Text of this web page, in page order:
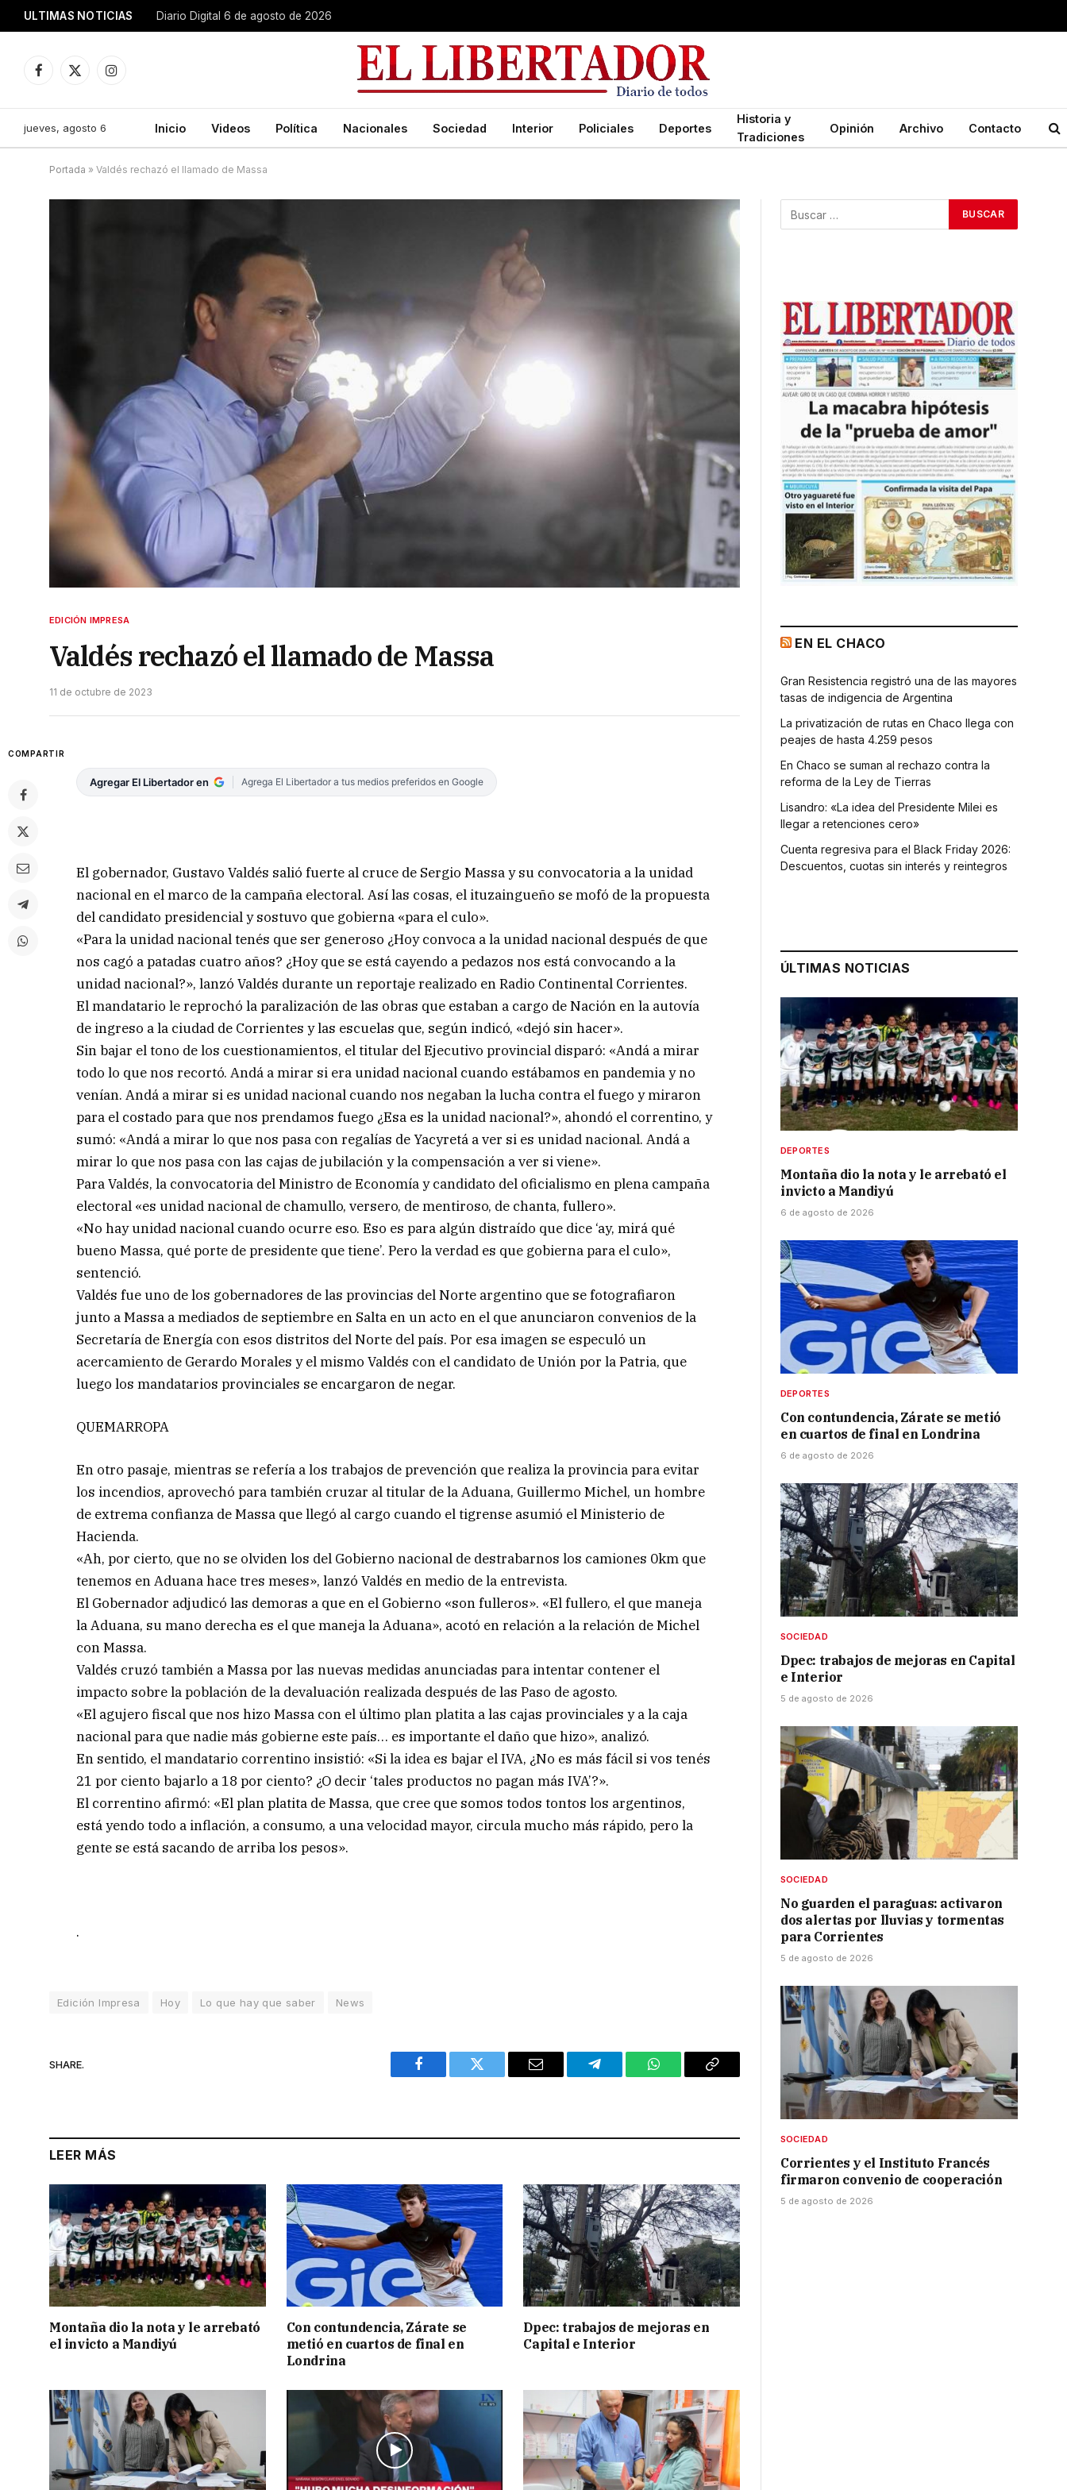
ULTIMAS NOTICIAS Diario Digital 6 de agosto de 2026
Facebook
X
Instagram
jueves, agosto 6 Inicio Videos Política Nacionales Sociedad Interior Policiales Deportes
Historia y
Tradiciones
Opinión Archivo Contacto
Portada » Valdés rechazó el llamado de Massa
EDICIÓN IMPRESA
Valdés rechazó el llamado de Massa
11 de octubre de 2023
COMPARTIR
Agregar El Libertador en Agrega El Libertador a tus medios preferidos en Google
El gobernador, Gustavo Valdés salió fuerte al cruce de Sergio Massa y su convocatoria a la unidad
nacional en el marco de la campaña electoral. Así las cosas, el ituzaingueño se mofó de la propuesta
del candidato presidencial y sostuvo que gobierna «para el culo».
«Para la unidad nacional tenés que ser generoso ¿Hoy convoca a la unidad nacional después de que
nos cagó a patadas cuatro años? ¿Hoy que se está cayendo a pedazos nos está convocando a la
unidad nacional?», lanzó Valdés durante un reportaje realizado en Radio Continental Corrientes.
El mandatario le reprochó la paralización de las obras que estaban a cargo de Nación en la autovía
de ingreso a la ciudad de Corrientes y las escuelas que, según indicó, «dejó sin hacer».
Sin bajar el tono de los cuestionamientos, el titular del Ejecutivo provincial disparó: «Andá a mirar
todo lo que nos recortó. Andá a mirar si era unidad nacional cuando estábamos en pandemia y no
venían. Andá a mirar si es unidad nacional cuando nos negaban la lucha contra el fuego y miraron
para el costado para que nos prendamos fuego ¿Esa es la unidad nacional?», ahondó el correntino, y
sumó: «Andá a mirar lo que nos pasa con regalías de Yacyretá a ver si es unidad nacional. Andá a
mirar lo que nos pasa con las cajas de jubilación y la compensación a ver si viene».
Para Valdés, la convocatoria del Ministro de Economía y candidato del oficialismo en plena campaña
electoral «es unidad nacional de chamullo, versero, de mentiroso, de chanta, fullero».
«No hay unidad nacional cuando ocurre eso. Eso es para algún distraído que dice ‘ay, mirá qué
bueno Massa, qué porte de presidente que tiene’. Pero la verdad es que gobierna para el culo»,
sentenció.
Valdés fue uno de los gobernadores de las provincias del Norte argentino que se fotografiaron
junto a Massa a mediados de septiembre en Salta en un acto en el que anunciaron convenios de la
Secretaría de Energía con esos distritos del Norte del país. Por esa imagen se especuló un
acercamiento de Gerardo Morales y el mismo Valdés con el candidato de Unión por la Patria, que
luego los mandatarios provinciales se encargaron de negar.
QUEMARROPA
En otro pasaje, mientras se refería a los trabajos de prevención que realiza la provincia para evitar
los incendios, aprovechó para también cruzar al titular de la Aduana, Guillermo Michel, un hombre
de extrema confianza de Massa que llegó al cargo cuando el tigrense asumió el Ministerio de
Hacienda.
«Ah, por cierto, que no se olviden los del Gobierno nacional de destrabarnos los camiones 0km que
tenemos en Aduana hace tres meses», lanzó Valdés en medio de la entrevista.
El Gobernador adjudicó las demoras a que en el Gobierno «son fulleros». «El fullero, el que maneja
la Aduana, su mano derecha es el que maneja la Aduana», acotó en relación a la relación de Michel
con Massa.
Valdés cruzó también a Massa por las nuevas medidas anunciadas para intentar contener el
impacto sobre la población de la devaluación realizada después de las Paso de agosto.
«El agujero fiscal que nos hizo Massa con el último plan platita a las cajas provinciales y a la caja
nacional para que nadie más gobierne este país… es importante el daño que hizo», analizó.
En sentido, el mandatario correntino insistió: «Si la idea es bajar el IVA, ¿No es más fácil si vos tenés
21 por ciento bajarlo a 18 por ciento? ¿O decir ‘tales productos no pagan más IVA’?».
El correntino afirmó: «El plan platita de Massa, que cree que somos todos tontos los argentinos,
está yendo todo a inflación, a consumo, a una velocidad mayor, circula mucho más rápido, pero la
gente se está sacando de arriba los pesos».
.
Edición Impresa Hoy Lo que hay que saber News
SHARE.
Facebook Twitter Email Telegram WhatsAppCopy
LEER MÁS
Montaña dio la nota y le arrebató
el invicto a Mandiyú
Con contundencia, Zárate se
metió en cuartos de final en
Londrina
Dpec: trabajos de mejoras en
Capital e Interior
EN EL CHACO
Gran Resistencia registró una de las mayores
tasas de indigencia de Argentina
La privatización de rutas en Chaco llega con
peajes de hasta 4.259 pesos
En Chaco se suman al rechazo contra la
reforma de la Ley de Tierras
Lisandro: «La idea del Presidente Milei es
llegar a retenciones cero»
Cuenta regresiva para el Black Friday 2026:
Descuentos, cuotas sin interés y reintegros
ÚLTIMAS NOTICIAS
DEPORTES
Montaña dio la nota y le arrebató el
invicto a Mandiyú
6 de agosto de 2026
DEPORTES
Con contundencia, Zárate se metió
en cuartos de final en Londrina
6 de agosto de 2026
SOCIEDAD
Dpec: trabajos de mejoras en Capital
e Interior
5 de agosto de 2026
SOCIEDAD
No guarden el paraguas: activaron
dos alertas por lluvias y tormentas
para Corrientes
5 de agosto de 2026
SOCIEDAD
Corrientes y el Instituto Francés
firmaron convenio de cooperación
5 de agosto de 2026